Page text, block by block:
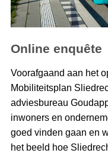
Online enquête
Voorafgaand aan het
Mobiliteitsplan
adviesbureau
inwoners en
goed vinden gaan en
het beeld hoe